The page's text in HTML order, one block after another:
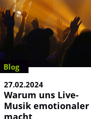
Blog
27.02.2024
Warum uns Live-
Musik emotionaler
macht